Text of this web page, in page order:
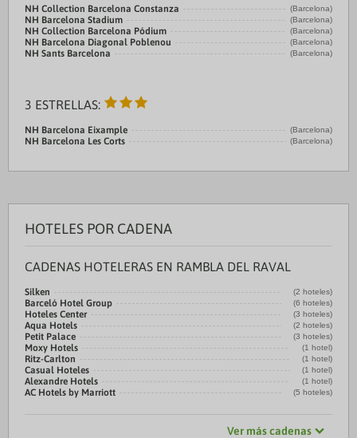
NH Collection Barcelona Constanza (Barcelona)
NH Barcelona Stadium (Barcelona)
NH Collection Barcelona Pódium (Barcelona)
NH Barcelona Diagonal Poblenou (Barcelona)
NH Sants Barcelona (Barcelona)
3 ESTRELLAS:
NH Barcelona Eixample (Barcelona)
NH Barcelona Les Corts (Barcelona)
HOTELES POR CADENA
CADENAS HOTELERAS EN RAMBLA DEL RAVAL
Silken (2 hoteles)
Barceló Hotel Group (6 hoteles)
Hoteles Center (3 hoteles)
Aqua Hotels (2 hoteles)
Petit Palace (3 hoteles)
Moxy Hotels (1 hotel)
Ritz-Carlton (1 hotel)
Casual Hoteles (1 hotel)
Alexandre Hotels (1 hotel)
AC Hotels by Marriott (5 hoteles)
Ver más cadenas